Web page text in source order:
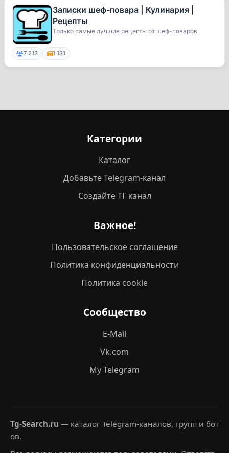
Записки шеф-повара | Кулинария |
Рецепты
Только самые лучшие рецепты от шеф-поваров
7 213 1 131
Категории
Каталог
Добавьте Telegram-канал
Создайте ТГ канал
Важное!
Пользовательское соглашение
Политика конфиденциальности
Политика cookie
Сообщество
E-Mail
Vk.com
My Telegram
Tg-Search.ru — каталог Telegram-каналов, групп и бот
ов.